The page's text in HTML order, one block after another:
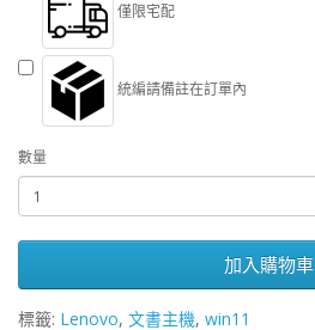
僅限宅配
統編請備註在訂單內
數量
加入購物車
標籤: Lenovo, 文書主機, win11